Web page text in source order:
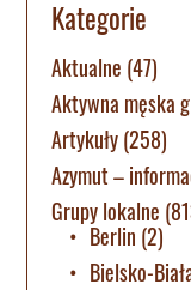
Kategorie
Aktualne (47)
Aktywna męska
Artykuły(258)
Azymut –
Grupy lokalne
Berlin (2)
Bielsko-